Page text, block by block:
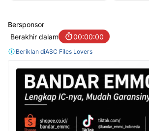
Bersponsor
Berakhir dalam
00:00:00
Beriklan diASC Files Lovers